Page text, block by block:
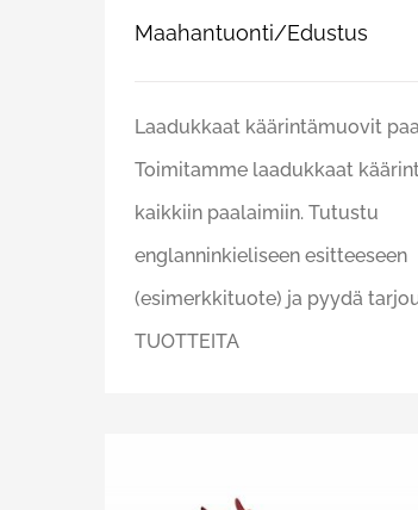
Maahantuonti/Edustus
Laadukkaat käärintämuovit
Toimitamme laadukkaat
kaikkiin paalaimiin. Tutustu
englanninkieliseen esitteeseen
(esimerkkituote) ja pyydä
TUOTTEITA